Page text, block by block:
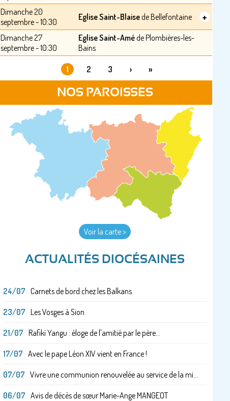
Dimanche 20
septembre - 10:30
Eglise Saint-Blaisede Bellefontaine +
Dimanche 27
septembre - 10:30
Eglise Saint-Améde Plombières-les-
Bains
1 2 3 › »
NOS PAROISSES
Voir la carte >
ACTUALITÉS DIOCÉSAINES
24/07 Carnets de bord chez les Balkans
23/07 Les Vosges à Sion
21/07 Rafiki Yangu : éloge de l'amitié par le père...
17/07 Avec le pape Léon XIV vient en France !
07/07 Vivre une communion renouvelée au service de la mi...
06/07 Avis de décès de sœur Marie-Ange MANGEOT